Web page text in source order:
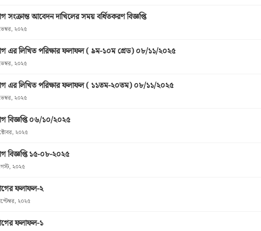
সংক্রান্ত আবেদন দাখিলের সময় বর্ধিতকরণ বিজ্ঞপ্তি
২০২৫
এর লিখিত পরিক্ষার ফলাফল ( ৯ম-১০ম গ্রেড) ০৮/১১/২০২৫
২০২৫
এর লিখিত পরিক্ষার ফলাফল ( ১১তম-২০তম) ০৮/১১/২০২৫
২০২৫
বিজ্ঞপ্তি ০৬/১০/২০২৫
২০২৫
বিজ্ঞপ্তি ১৫-০৮-২০২৫
২০২৫
ফলাফল-২
২০২৫
ফলাফল-১